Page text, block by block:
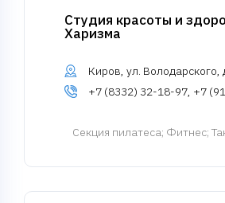
Студия красоты и
Харизма
Киров, ул. Володарского,
+7 (8332) 32-18-97, +7
Cекция пилатеса; Фитнес;